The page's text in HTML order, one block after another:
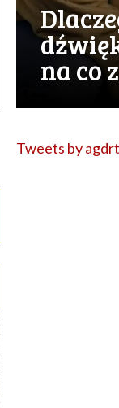
na co
Tweets by